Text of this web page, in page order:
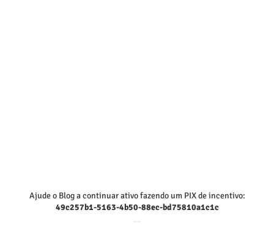
Ajude o Blog a continuar ativo fazendo um PIX de incentivo:
49c257b1-5163-4b50-88ec-bd75810a1c1c